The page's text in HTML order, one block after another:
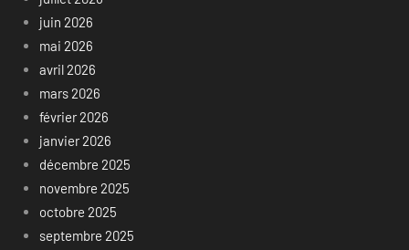
juin 2026
mai 2026
avril 2026
mars 2026
février 2026
janvier 2026
décembre 2025
novembre 2025
octobre 2025
septembre 2025